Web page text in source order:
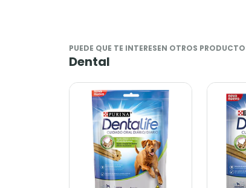
PUEDE QUE TE INTERESEN OTROS
Dental